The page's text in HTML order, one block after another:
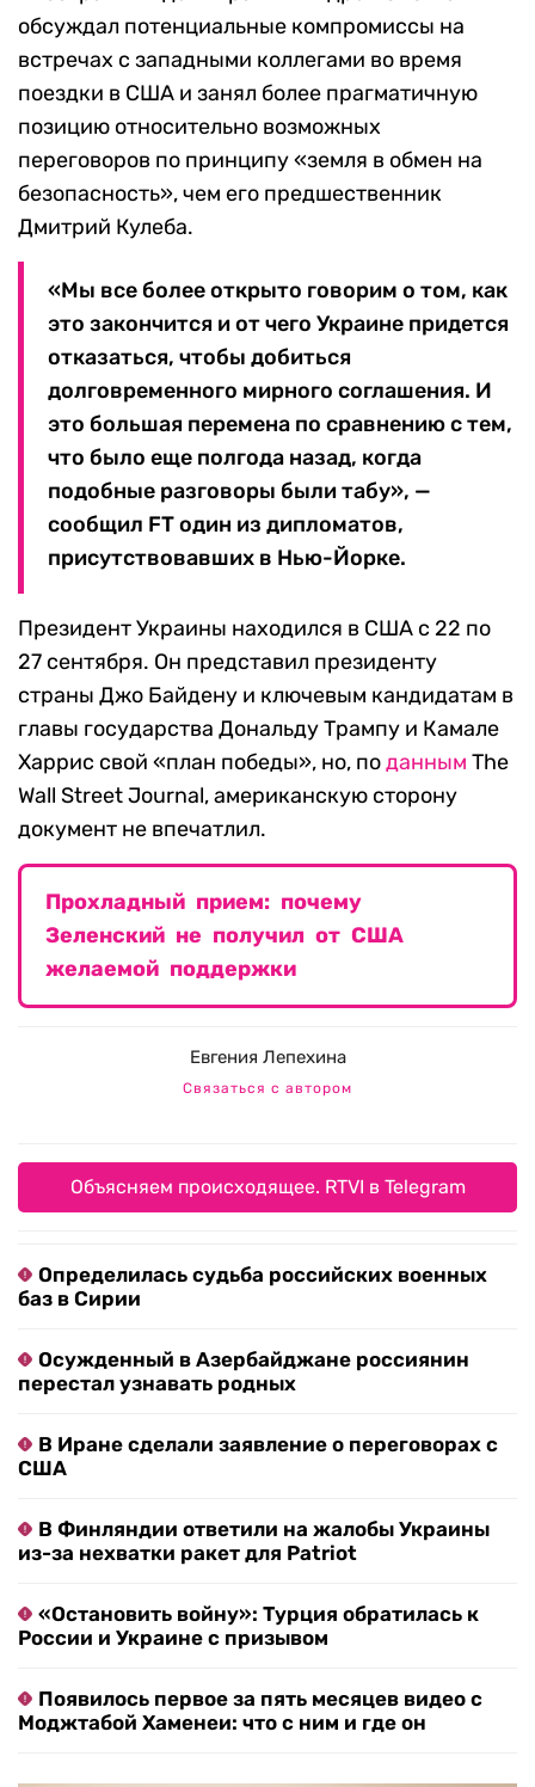
обсуждал потенциальные компромиссы на
встречах с западными коллегами во время
поездки в США и занял более прагматичную
позицию относительно возможных
переговоров по принципу «земля в обмен на
безопасность», чем его предшественник
Дмитрий Кулеба.
«Мы все более открыто говорим о том, как
это закончится и от чего Украине придется
отказаться, чтобы добиться
долговременного мирного соглашения. И
это большая перемена по сравнению с тем,
что было еще полгода назад, когда
подобные разговоры были табу», —
сообщил FT один из дипломатов,
присутствовавших в Нью-Йорке.
Президент Украины находился в США с 22 по
27 сентября. Он представил президенту
страны Джо Байдену и ключевым кандидатам в
главы государства Дональду Трампу и Камале
Харрис свой «план победы», но, поданным The
Wall Street Journal, американскую сторону
документ не впечатлил.
Прохладный прием: почему
Зеленский не получил от США
желаемой поддержки
Евгения Лепехина
Связаться с автором
Объясняем происходящее. RTVI в Telegram
Определилась судьба российских военных
баз в Сирии
Осужденный в Азербайджане россиянин
перестал узнавать родных
В Иране сделали заявление о переговорах с
США
В Финляндии ответили на жалобы Украины
из-за нехватки ракет для Patriot
«Остановить войну»: Турция обратилась к
России и Украине с призывом
Появилось первое за пять месяцев видео с
Моджтабой Хаменеи: что с ним и где он